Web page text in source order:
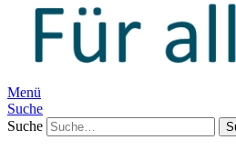
Menü
Suche
Suche